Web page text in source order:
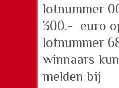
lotnummer
300.- euro
lotnummer
winnaars
melden bij